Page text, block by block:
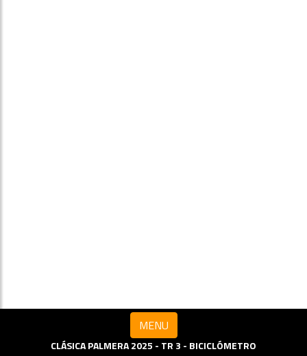
MENU
CLÁSICA PALMERA 2025 - TR 3 - BICICLÓMETRO